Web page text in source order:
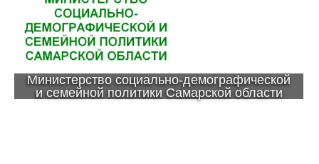
Министерство социально-демографической
и семейной политики Самарской области